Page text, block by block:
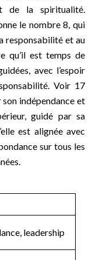
de la spiritualité.
le nombre 8, qui
responsabilité et au
qu’il est temps de
avec l’espoir
Voir 17
indépendance et
guidé par sa
est alignée avec
sur tous les
leadership